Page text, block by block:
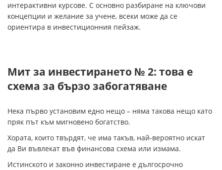
интерактивни курсове. С основно разбиране на ключови
концепции и желание за учене, всеки може да се
ориентира в инвестиционния пейзаж.
Мит за инвестирането № 2: това е
схема за бързо забогатяване
Нека първо установим едно нещо – няма такова нещо като
пряк път към мигновено богатство.
Хората, които твърдят, че има такъв, най-вероятно искат
да Ви въвлекат във финансова схема или измама.
Истинското и законно инвестиране е дългосрочно